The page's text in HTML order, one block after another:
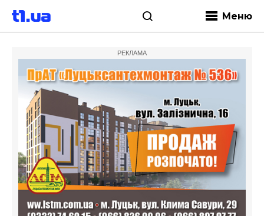
Меню
РЕКЛАМА